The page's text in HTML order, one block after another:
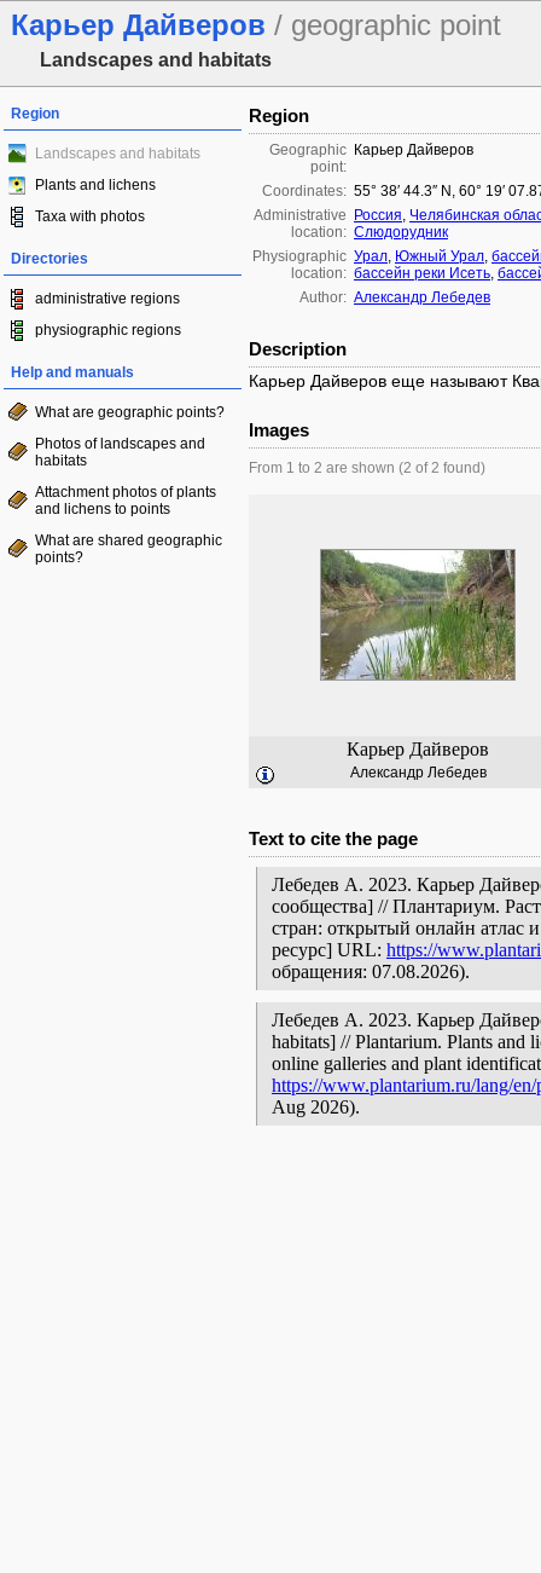
Карьер Дайверов / geographic point
Landscapes and habitats
Region
Landscapes and habitats
Plants and lichens
Taxa with photos
Directories
administrative regions
physiographic regions
Help and manuals
What are geographic points?
Photos of landscapes and
habitats
Attachment photos of plants
and lichens to points
What are shared geographic
points?
Region
Geographic
point:
Карьер Дайверов
Coordinates: 55° 38′ 44.3″ N, 60° 19′
Administrative
location:
Россия, Челябинская
Слюдорудник
Physiographic
location:
Урал, Южный Урал,
бассейн реки Исеть,
Author: Александр Лебедев
Description
Карьер Дайверов еще называют
Images
From 1 to 2 are shown (2 of 2 found)
Карьер Дайверов
Александр Лебедев
Text to cite the page
Лебедев А. 2023. Карьер
сообщества] // Плантариум.
стран: открытый онлайн атлас
ресурс] URL: https://
обращения: 07.08.2026).
Лебедев А. 2023. Карьер
habitats] // Plantarium. Plants and
online galleries and plant
https://www.plantarium.ru/lang/
Aug 2026).